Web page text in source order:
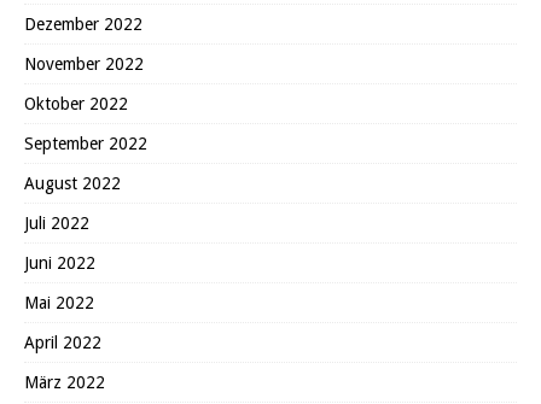
Dezember 2022
November 2022
Oktober 2022
September 2022
August 2022
Juli 2022
Juni 2022
Mai 2022
April 2022
März 2022